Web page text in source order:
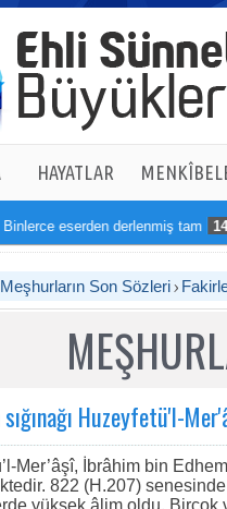
HAYATLAR
eserden derlenmiş tam 14
Meşhurların Son Sözleri
Huzeyfetü'l-
Mer’âşî, İbrâhim bin
822 (H.207)
yüksek âlim oldu. Birçok